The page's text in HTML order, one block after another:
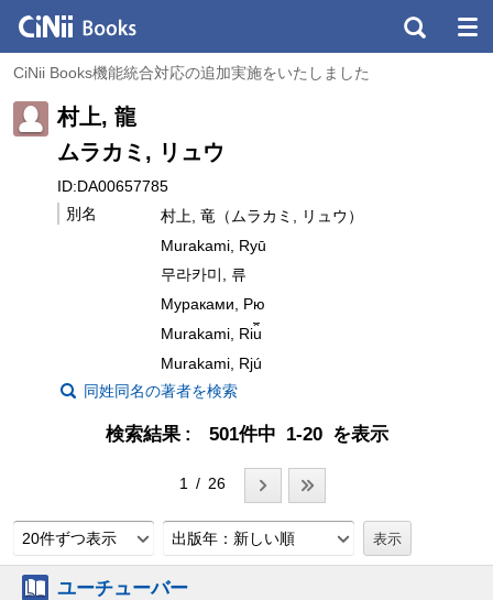
CiNii Books機能統合対応の追加実施をいたしました
村上, 龍
ムラカミ, リュウ
ID:DA00657785
別名
村上, 竜（ムラカミ, リュウ）
Murakami, Ryū
무라카미, 류
Мураками, Рю
Murakami, Ri︠u︡
Murakami, Rjú
同姓同名の著者を検索
検索結果 501件中 1-20 を表示
1 / 26
20件ずつ表示 出版年：新しい順
ユーチューバー